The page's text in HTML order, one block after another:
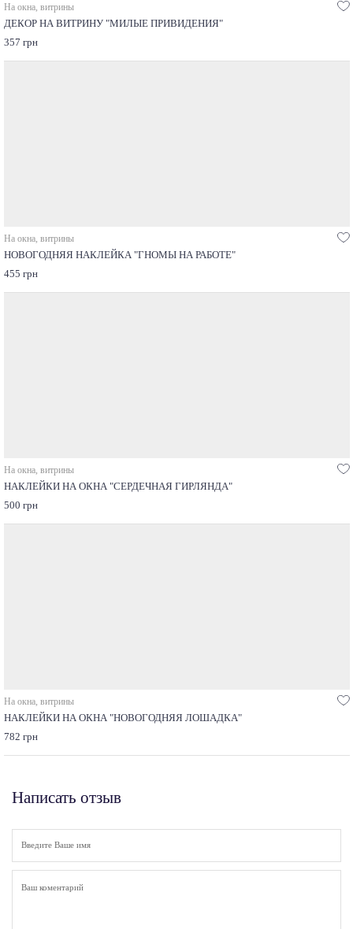
На окна, витрины
ДЕКОР НА ВИТРИНУ "МИЛЫЕ ПРИВИДЕНИЯ"
357 грн
На окна, витрины
НОВОГОДНЯЯ НАКЛЕЙКА "ГНОМЫ НА РАБОТЕ"
455 грн
На окна, витрины
НАКЛЕЙКИ НА ОКНА "СЕРДЕЧНАЯ ГИРЛЯНДА"
500 грн
На окна, витрины
НАКЛЕЙКИ НА ОКНА "НОВОГОДНЯЯ ЛОШАДКА"
782 грн
Написать отзыв